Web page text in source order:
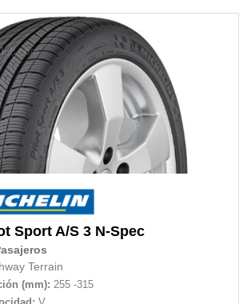
Sport A/S 3 N-Spec
Terrain
(mm): 255 -315